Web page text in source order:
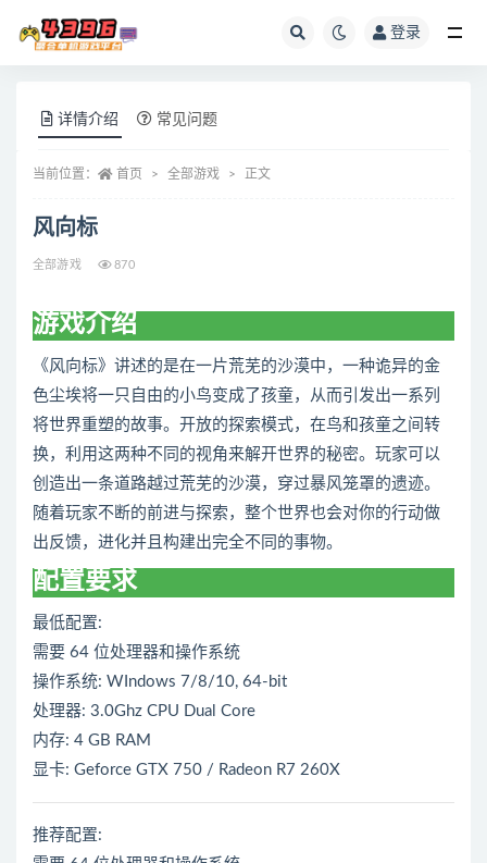
登录
详情介绍 常见问题
当前位置： 首页 全部游戏 正文
风向标
全部游戏 870
游戏介绍
《风向标》讲述的是在一片荒芜的沙漠中，一种诡异的金
色尘埃将一只自由的小鸟变成了孩童，从而引发出一系列
将世界重塑的故事。开放的探索模式，在鸟和孩童之间转
换，利用这两种不同的视角来解开世界的秘密。玩家可以
创造出一条道路越过荒芜的沙漠，穿过暴风笼罩的遗迹。
随着玩家不断的前进与探索，整个世界也会对你的行动做
出反馈，进化并且构建出完全不同的事物。
配置要求
最低配置:
需要 64 位处理器和操作系统
操作系统: WIndows 7/8/10, 64-bit
处理器: 3.0Ghz CPU Dual Core
内存: 4 GB RAM
显卡: Geforce GTX 750 / Radeon R7 260X
推荐配置: